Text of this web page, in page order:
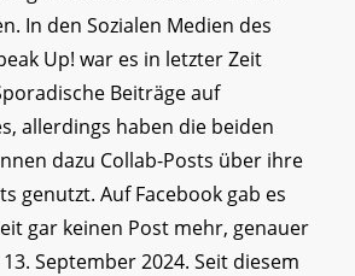
In den Sozialen Medien des
Up! war es in letzter Zeit
Beiträge auf
allerdings haben die beiden
dazu Collab-Posts über ihre
genutzt. Auf Facebook gab es
gar keinen Post mehr, genauer
September 2024. Seit diesem